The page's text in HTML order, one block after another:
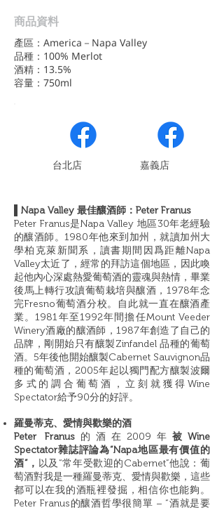
商品資料
產區：America－Napa Valley
品種：100% Merlot
酒精：13.5%
容量：750ml
​台北店 嘉義店
▌Napa Valley 最佳釀酒師：Peter Franus
Peter Franus是Napa Valley 地區30年老經驗
的釀酒師。1980年他來到加州，就讀加州大
學柏克萊新聞系，讀書期間因爲距離Napa
Valley太近了，經常的拜訪這個地區，因此喚
起他內心深處熱愛葡萄酒的靈魂與熱情，畢業
後馬上轉行攻讀葡萄栽培與釀酒，1978年念
完Fresno葡萄酒分校。自此就一直在釀酒產
業。1981年至1992年間擔任Mount Veeder
Winery酒廠的釀酒師，1987年創造了自己的
品牌，剛開始只有釀製Zinfandel 品種的葡萄
酒。5年後他開始釀製Cabernet Sauvignon品
種的葡萄酒，2005年起以獨門配方釀製波爾
多式的調合葡萄酒，立刻就獲得Wine
Spectator給予90分的好評。
羅曼蒂克、愛情與歡樂的酒
Peter Franus 的酒在2009年 被Wine
Spectator雜誌評論為“Napa地區最有價值的
酒”， 以及“常年受歡迎的Cabernet”他說：葡
萄酒對我是一種羅曼蒂克、愛情與歡樂，這些
都可以在我的酒瓶裡發掘，相信你也能夠。
Peter Franus的釀酒哲學很簡單 – “酒就是要